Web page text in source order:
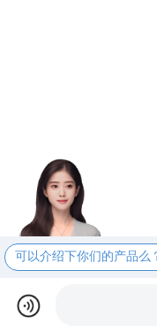
可以介绍下你们的产品么